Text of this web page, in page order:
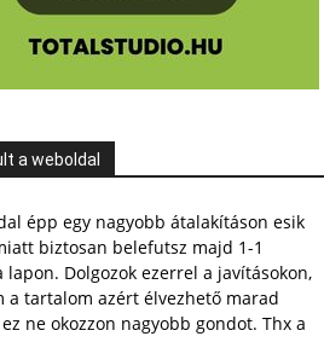
a weboldal
épp egy nagyobb átalakításon esik
biztosan belefutsz majd 1-1
lapon. Dolgozok ezerrel a javításokon,
a tartalom azért élvezhető marad
ne okozzon nagyobb gondot. Thx a